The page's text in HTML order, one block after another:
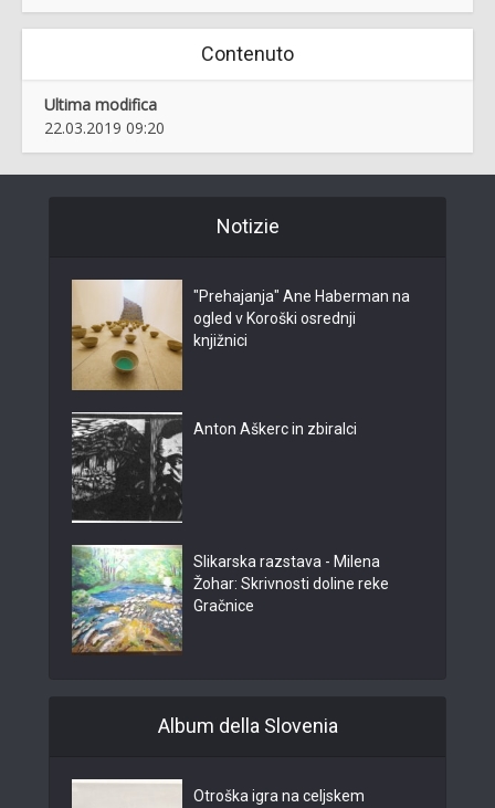
Contenuto
Ultima modifica
22.03.2019 09:20
Notizie
"Prehajanja" Ane Haberman na
ogled v Koroški osrednji
knjižnici
Anton Aškerc in zbiralci
Slikarska razstava - Milena
Žohar: Skrivnosti doline reke
Gračnice
Album della Slovenia
Otroška igra na celjskem